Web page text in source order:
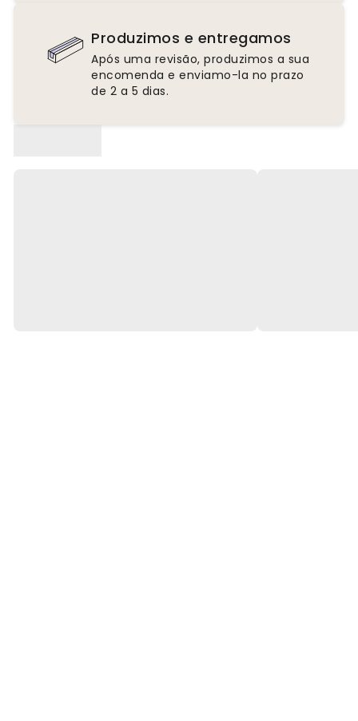
Produzimos e entregamos
Após uma revisão, produzimos a sua
encomenda e enviamo-la no prazo
de 2 a 5 dias.